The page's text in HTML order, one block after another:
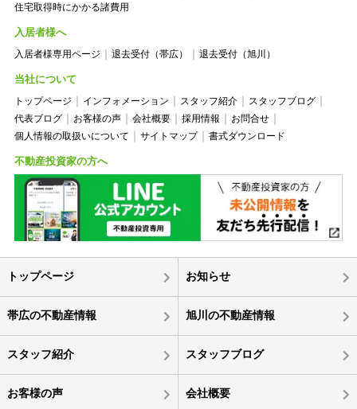
住宅取得時にかかる諸費用
入居者様へ
入居者様専用ページ 退去受付（帯広） 退去受付（旭川）
当社について
トップページ インフォメーション スタッフ紹介
スタッフブログ
代表ブログ
お客様の声 会社概要 採用情報
お問合せ
個人情報の取扱いについて
サイトマップ 書式ダウンロード
不動産投資家の方へ
トップページ お知らせ
帯広の不動産情報 旭川の不動産情報
スタッフ紹介 スタッフブログ
お客様の声 会社概要